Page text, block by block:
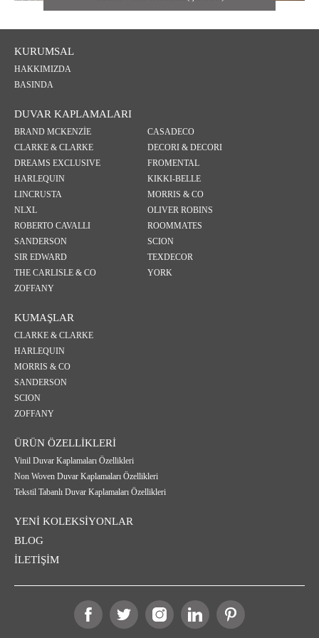
KURUMSAL
HAKKIMIZDA
BASINDA
DUVAR KAPLAMALARI
BRAND MCKENZİE
CASADECO
CLARKE & CLARKE
DECORI & DECORI
DREAMS EXCLUSIVE
FROMENTAL
HARLEQUIN
KIKKI-BELLE
LINCRUSTA
MORRIS & CO
NLXL
OLIVER ROBINS
ROBERTO CAVALLI
ROOMMATES
SANDERSON
SCION
SIR EDWARD
TEXDECOR
THE CARLISLE & CO
YORK
ZOFFANY
KUMAŞLAR
CLARKE & CLARKE
HARLEQUIN
MORRIS & CO
SANDERSON
SCION
ZOFFANY
ÜRÜN ÖZELLİKLERİ
Vinil Duvar Kaplamaları Özellikleri
Non Woven Duvar Kaplamaları Özellikleri
Tekstil Tabanlı Duvar Kaplamaları Özellikleri
YENİ KOLEKSİYONLAR
BLOG
İLETİŞİM
THE CARLISLE & CO
ZOFFANY